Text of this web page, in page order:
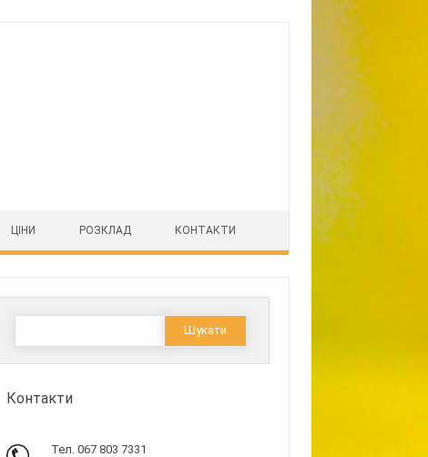
ЦІНИ РОЗКЛАД КОНТАКТИ
Пошук:
Контакти
Тел. 067 803 7331